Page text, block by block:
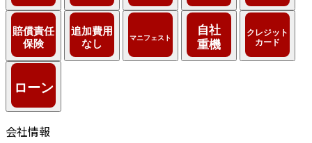
会社情報